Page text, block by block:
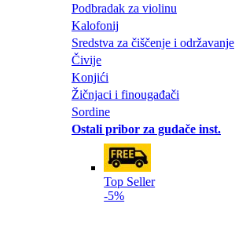
Podbradak za violinu
Kalofonij
Sredstva za čiščenje i održavanje
Čivije
Konjići
Žičnjaci i finougađači
Sordine
Ostali pribor za gudače inst.
Top Seller
-5%